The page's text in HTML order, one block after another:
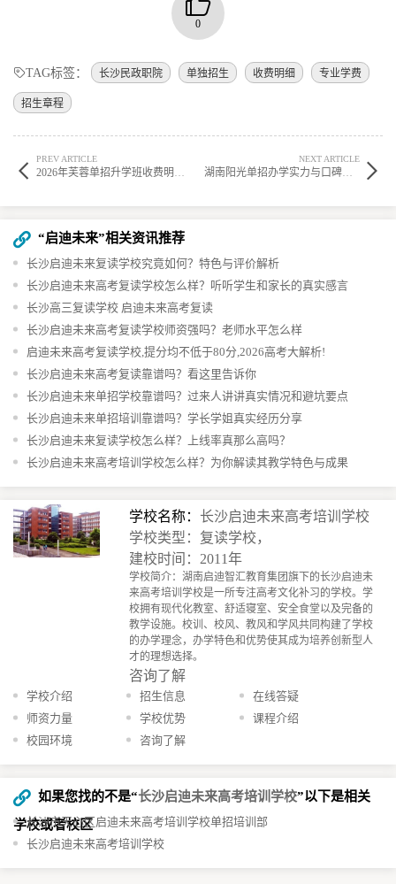
0
TAG标签： 长沙民政职院 单独招生 收费明细 专业学费
招生章程
PREV ARTICLE
2026年芙蓉单招升学班收费明细公布
NEXT ARTICLE
湖南阳光单招办学实力与口碑全面解析
“启迪未来”相关资讯推荐
长沙启迪未来复读学校究竟如何？特色与评价解析
长沙启迪未来高考复读学校怎么样？听听学生和家长的真实感言
长沙高三复读学校 启迪未来高考复读
长沙启迪未来高考复读学校师资强吗？老师水平怎么样
启迪未来高考复读学校,提分均不低于80分,2026高考大解析!
长沙启迪未来高考复读靠谱吗？看这里告诉你
长沙启迪未来单招学校靠谱吗？过来人讲讲真实情况和避坑要点
长沙启迪未来单招培训靠谱吗？学长学姐真实经历分享
长沙启迪未来复读学校怎么样？上线率真那么高吗？
长沙启迪未来高考培训学校怎么样？为你解读其教学特色与成果
学校名称： 长沙启迪未来高考培训学校
学校类型：复读学校，
建校时间：2011年
学校简介：湖南启迪智汇教育集团旗下的长沙启迪未
来高考培训学校是一所专注高考文化补习的学校。学
校拥有现代化教室、舒适寝室、安全食堂以及完备的
教学设施。校训、校风、教风和学风共同构建了学校
的办学理念，办学特色和优势使其成为培养创新型人
才的理想选择。
咨询了解
学校介绍 招生信息
在线答疑
师资力量
学校优势
课程介绍
校园环境
咨询了解
如果您找的不是“长沙启迪未来高考培训学校”以下是相关
学校或者校区
长沙市天心区启迪未来高考培训学校单招培训部
长沙启迪未来高考培训学校